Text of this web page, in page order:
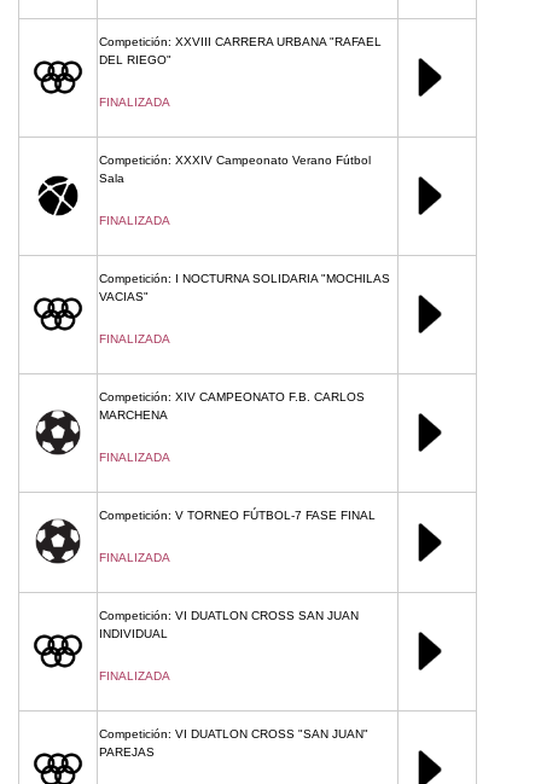
Competición: XXVIII CARRERA URBANA "RAFAEL
DEL RIEGO"
FINALIZADA
Competición: XXXIV Campeonato Verano Fútbol
Sala
FINALIZADA
Competición: I NOCTURNA SOLIDARIA "MOCHILAS
VACIAS"
FINALIZADA
Competición: XIV CAMPEONATO F.B. CARLOS
MARCHENA
FINALIZADA
Competición: V TORNEO FÚTBOL-7 FASE FINAL
FINALIZADA
Competición: VI DUATLON CROSS SAN JUAN
INDIVIDUAL
FINALIZADA
Competición: VI DUATLON CROSS "SAN JUAN"
PAREJAS